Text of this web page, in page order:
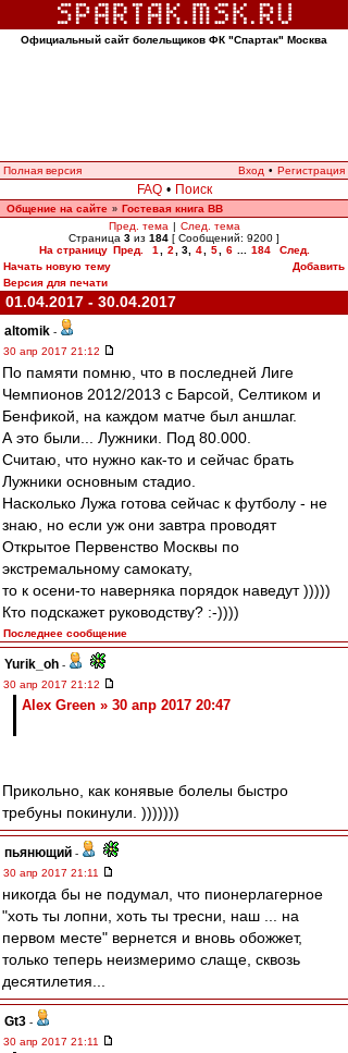
Официальный сайт болельщиков ФК "Спартак" Москва
Полная версия Вход • Регистрация
FAQ • Поиск
Общение на сайте » Гостевая книга ВВ
Пред. тема | След. тема
Страница 3 из 184 [ Сообщений: 9200 ]
На страницу Пред. 1 2 3, 4 5 6 184
След.
Начать новую тему
Добавить
Версия для печати
01.04.2017 - 30.04.2017
altomik -
30 апр 2017 21:12
По памяти помню, что в последней Лиге
Чемпионов 2012/2013 с Барсой, Селтиком и
Бенфикой, на каждом матче был аншлаг.
А это были... Лужники. Под 80.000.
Считаю, что нужно как-то и сейчас брать
Лужники основным стадио.
Насколько Лужа готова сейчас к футболу - не
знаю, но если уж они завтра проводят
Открытое Первенство Москвы по
экстремальному самокату,
то к осени-то наверняка порядок наведут )))))
Кто подскажет руководству? :-))))
Последнее сообщение
Yurik_oh -
30 апр 2017 21:12
Alex Green » 30 апр 2017 20:47
Прикольно, как конявые болелы быстро
требуны покинули. )))))))
пьянющий -
30 апр 2017 21:11
никогда бы не подумал, что пионерлагерное
"хоть ты лопни, хоть ты тресни, наш ... на
первом месте" вернется и вновь обожжет,
только теперь неизмеримо слаще, сквозь
десятилетия...
Gt3 -
30 апр 2017 21:11